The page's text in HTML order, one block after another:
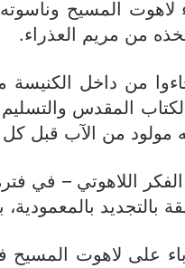
المسيح وناسوته
من مريم العذراء.
من داخل
المقدس
مولود من الآب قبل
اللاهوتي – في
بالتجديد
على لاهوت